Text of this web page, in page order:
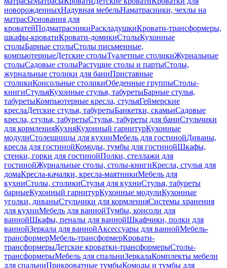
новорожденныхНадувная мебельНаматрасники, чехлы на
матрасОснования для
кроватейПодматрасникиРаскладушкиКровати-трансформеры,
шкафы-кроватиКровати-домикиСтолыКухонные
столыБарные столыСтолы письменные,
компьютерныеДетские столыТуалетные столикиЖурнальные
столыСадовые столыРастущие столы и партыСтолы,
журнальные столики для баниПриставные
столикиКонсольные столикиОбеденные группыСтолы-
книгиСтульяКухонные стулья, табуретыБарные стулья,
табуретыКомпьютерные кресла, стульяГеймерские
креслаДетские стулья, табуретыБанкетки, скамьиСадовые
кресла, стулья, табуретыСтулья, табуреты для баниСтульчики
для кормленияКухняКухонный гарнитурКухонные
модулиСтолешницы для кухниМебель для гостинойДиваны,
кресла для гостинойКомоды, тумбы для гостинойШкафы,
стенки, горки для гостинойПолки, стеллажи для
гостинойЖурнальные столы, столы-книгиКресла, стулья для
домаКресла-качалки, кресла-маятникиМебель для
кухниСтолы, столикиСтулья для кухниСтулья, табуреты
барныеКухонный гарнитурКухонные модулиКухонные
уголки, диваныСтульчики для кормленияСистемы хранения
для кухниМебель для ваннойТумбы, консоли для
ваннойШкафы, пеналы для ваннойШкафчики, полки для
ваннойЗеркала для ваннойАксессуары для ваннойМебель-
трансформерМебель-трансформерКровати-
трансформерыДетские кроватки-трансформерыСтолы-
трансформерыМебель для спальниЗеркалаКомплекты мебели
для спальниПрикроватные тумбыКомоды и тумбы для